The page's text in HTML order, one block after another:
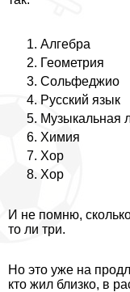
Алгебра
Геометрия
Сольфеджио
Русский язык
Музыкальная
Химия
Хор
Хор
И не помню,
то ли три.
Но это уже на
кто жил близко, в